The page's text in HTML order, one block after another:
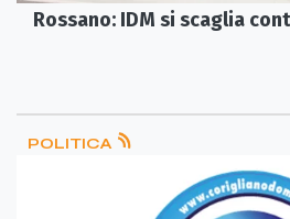
Rossano: IDM si scaglia
POLITICA